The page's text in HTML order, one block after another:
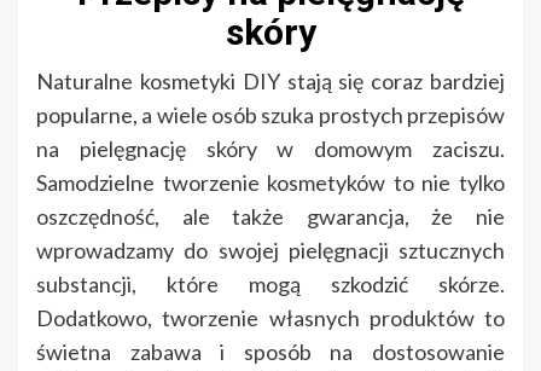
skóry
Naturalne kosmetyki DIY stają się coraz bardziej
popularne, a wiele osób szuka prostych przepisów
na pielęgnację skóry w domowym zaciszu.
Samodzielne tworzenie kosmetyków to nie tylko
oszczędność, ale także gwarancja, że nie
wprowadzamy do swojej pielęgnacji sztucznych
substancji, które mogą szkodzić skórze.
Dodatkowo, tworzenie własnych produktów to
świetna zabawa i sposób na dostosowanie